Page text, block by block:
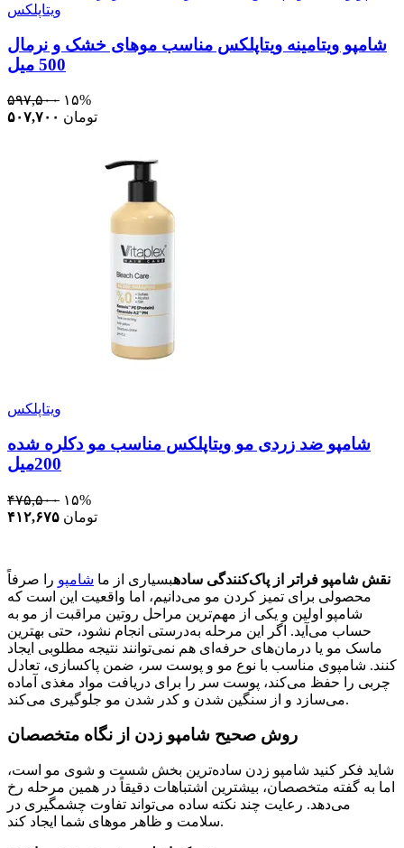
ویتاپلکس
شامپو ویتامینه ویتاپلکس مناسب موهای خشک و نرمال
500 میل
۵۹۷,۵۰۰ ۱۵%
۵۰۷,۷۰۰ تومان
ویتاپلکس
شامپو ضد زردی مو ویتاپلکس مناسب مو دکلره شده
200میل
۴۷۵,۵۰۰ ۱۵%
۴۱۲,۶۷۵ تومان
نقش شامپو فراتر از پاک‌کنندگی سادهبسیاری از ما شامپو را صرفاً
محصولی برای تمیز کردن مو می‌دانیم، اما واقعیت این است که
شامپو اولین و یکی از مهم‌ترین مراحل روتین مراقبت از مو به
حساب می‌آید. اگر این مرحله به‌درستی انجام نشود، حتی بهترین
ماسک مو یا درمان‌های حرفه‌ای هم نمی‌توانند نتیجه مطلوبی ایجاد
کنند. شامپوی مناسب با نوع مو و پوست سر، ضمن پاکسازی، تعادل
چربی را حفظ می‌کند، پوست سر را برای دریافت مواد مغذی آماده
می‌سازد و از سنگین شدن و کدر شدن مو جلوگیری می‌کند.
روش صحیح شامپو زدن از نگاه متخصصان
شاید فکر کنید شامپو زدن ساده‌ترین بخش شست‌ و شوی مو است،
اما به گفته متخصصان، بیشترین اشتباهات دقیقاً در همین مرحله رخ
می‌دهد. رعایت چند نکته ساده می‌تواند تفاوت چشمگیری در
سلامت و ظاهر موهای شما ایجاد کند.